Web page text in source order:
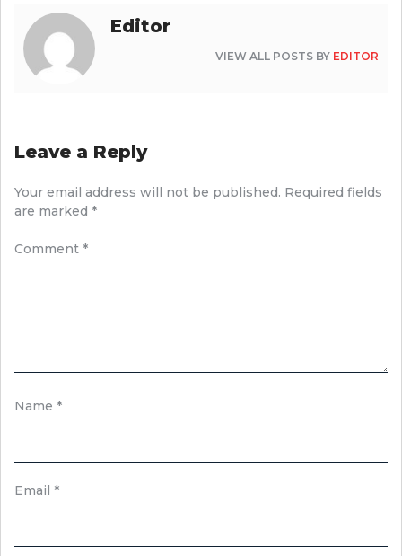
Editor
VIEW ALL POSTS BY EDITOR
Leave a Reply
Your email address will not be published. Required fields
are marked *
Comment *
Name *
Email *